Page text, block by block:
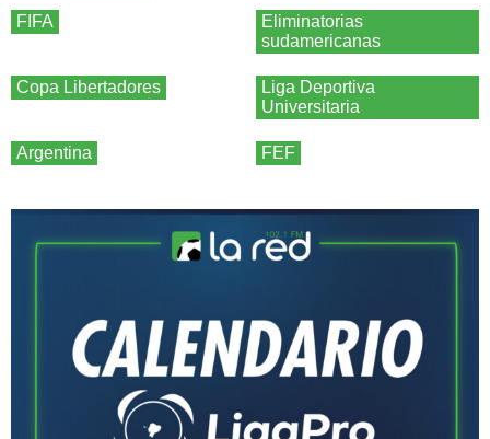
FIFA
Eliminatorias
sudamericanas
Copa Libertadores
Liga Deportiva
Universitaria
Argentina FEF